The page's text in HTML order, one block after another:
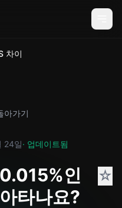
차이
아가기
24일· 업데이트됨
인
타나요?
☆